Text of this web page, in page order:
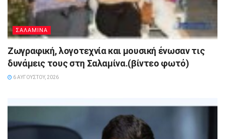
ΣΑΛΑΜΙΝΑ
Ζωγραφική, λογοτεχνία και μουσική ένωσαν τις
δυνάμεις τους στη Σαλαμίνα.(βίντεο φωτό)
6 ΑΥΓΟΎΣΤΟΥ, 2026